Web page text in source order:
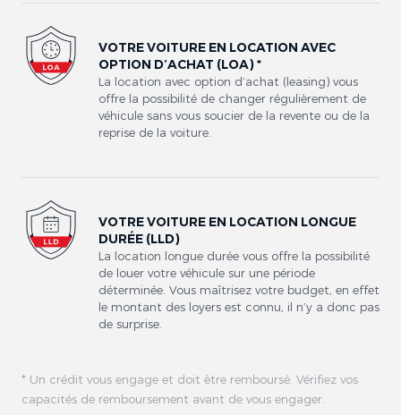
VOTRE VOITURE EN LOCATION AVEC
OPTION D’ACHAT (LOA) *
La location avec option d’achat (leasing) vous
offre la possibilité de changer régulièrement de
véhicule sans vous soucier de la revente ou de la
reprise de la voiture.
VOTRE VOITURE EN LOCATION LONGUE
DURÉE (LLD)
La location longue durée vous offre la possibilité
de louer votre véhicule sur une période
déterminée. Vous maîtrisez votre budget, en effet
le montant des loyers est connu, il n’y a donc pas
de surprise.
* Un crédit vous engage et doit être remboursé. Vérifiez vos
capacités de remboursement avant de vous engager.